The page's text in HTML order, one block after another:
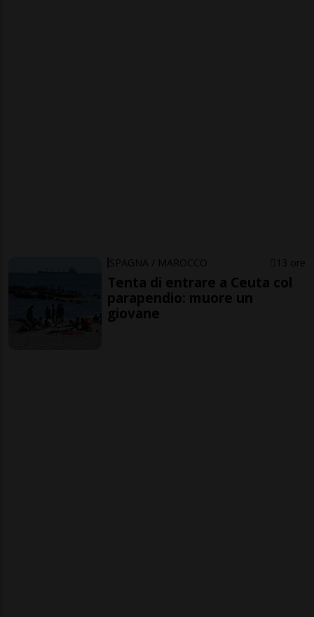
SPAGNA / MAROCCO 13 ore
Tenta di entrare a Ceuta col
parapendio: muore un
giovane